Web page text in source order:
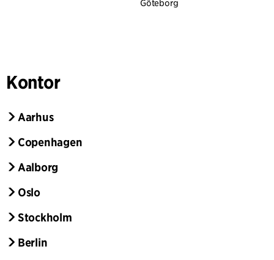
Göteborg
Kontor
Aarhus
Copenhagen
Aalborg
Oslo
Stockholm
Berlin